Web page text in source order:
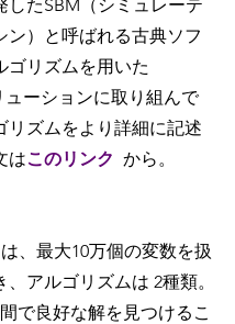
したSBM（シミュレーテ
ン）と呼ばれる古典ソフ
ゴリズムを用いた
ューションに取り組んで
リズムをより詳細に記述
はこのリンク から。
、最大10万個の変数を扱
、アルゴリズムは 2種類。
で良好な解を見つけるこ